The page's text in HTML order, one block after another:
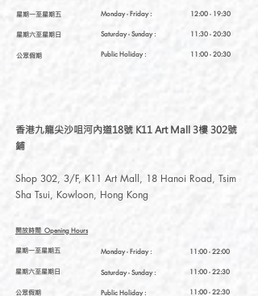
星期一至星期五
星期六至星期日
公眾假期
12:00 - 19:30
11:30 - 20:30
11:00 - 20:30
Monday - Friday :
Saturday- Sunday :
Public Holiday :
11:00 - 22:00
11:00 - 22:30
11:00 - 22:30
香港九龍尖沙咀河內道18號 K11 Art Mall 3樓 302號
鋪
Shop 302, 3/F, K11 Art Mall, 18 Hanoi Road, Tsim
Sha Tsui, Kowloon, Hong Kong
開放時間 Opening Hours
星期一至星期五
星期六至星期日
公眾假期
Monday - Friday :
Saturday- Sunday :
Public Holiday :